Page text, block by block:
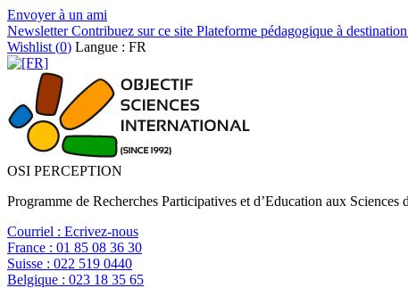
Envoyer à un ami
NewsletterContribuez sur ce site Plateforme pédagogique à
Wishlist (0) Langue : FR
OSI PERCEPTION
Programme de Recherches Participatives et d’Education aux
Courriel : Ecrivez-nous
France : 01 85 08 36 30
Suisse : 022 519 0440
Belgique : 023 18 35 65